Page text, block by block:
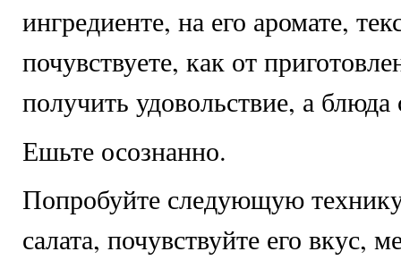
ингредиенте, на его аромате,
почувствуете, как от
получить удовольствие, а блюда
Ешьте осознанно.
Попробуйте следующую
салата, почувствуйте его вкус,